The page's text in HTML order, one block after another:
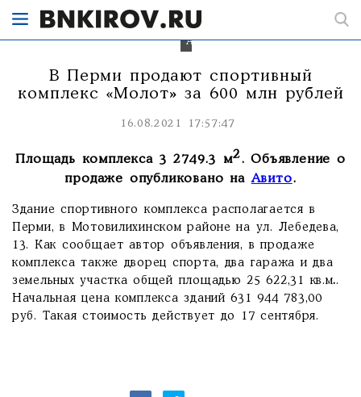
Фото:
Avito.ru
В Перми продают спортивный
комплекс «Молот» за 600 млн рублей
16.08.2021 17:57:47
Площадь комплекса 3 2749.3 м2. Объявление о
продаже опубликовано наАвито.
Здание спортивного комплекса располагается в
Перми, в Мотовилихинском районе на ул. Лебедева,
13. Как сообщает автор объявления, в продаже
комплекса также дворец спорта, два гаража и два
земельных участка общей площадью 25 622,31 кв.м..
Начальная цена комплекса зданий 631 944 783,00
руб. Такая стоимость действует до 17 сентября.